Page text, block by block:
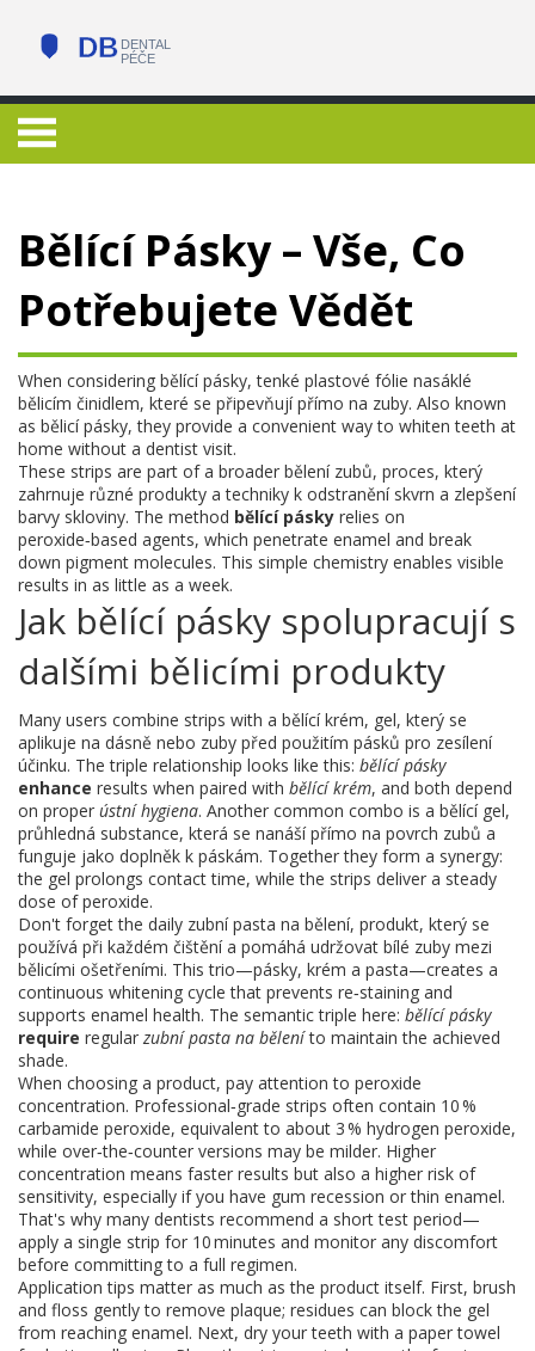
Bělící Pásky – Vše, Co
Potřebujete Vědět
When considering bělící pásky,tenké plastové fólie nasáklé
bělicím činidlem, které se připevňují přímo na zuby. Also known
as bělicí pásky, they provide a convenient way to whiten teeth at
home without a dentist visit.
These strips are part of a broader bělení zubů, proces, který
zahrnuje různé produkty a techniky k odstranění skvrn a zlepšení
barvy skloviny. The method bělící pásky relies on
peroxide‑based agents, which penetrate enamel and break
down pigment molecules. This simple chemistry enables visible
results in as little as a week.
Jak bělící pásky spolupracují s
dalšími bělicími produkty
Many users combine strips with a bělící krém, gel, který se
aplikuje na dásně nebo zuby před použitím pásků pro zesílení
účinku. The triple relationship looks like this: bělící pásky
enhance results when paired with bělící krém, and both depend
on proper ústní hygiena. Another common combo is a bělící gel,
průhledná substance, která se nanáší přímo na povrch zubů a
funguje jako doplněk k páskám. Together they form a synergy:
the gel prolongs contact time, while the strips deliver a steady
dose of peroxide.
Don't forget the daily zubní pasta na bělení, produkt, který se
používá při každém čištění a pomáhá udržovat bílé zuby mezi
bělicími ošetřeními. This trio—pásky, krém a pasta—creates a
continuous whitening cycle that prevents re‑staining and
supports enamel health. The semantic triple here: bělící pásky
require regularzubní pasta na běleníto maintain the achieved
shade.
When choosing a product, pay attention to peroxide
concentration. Professional‑grade strips often contain 10 %
carbamide peroxide, equivalent to about 3 % hydrogen peroxide,
while over‑the‑counter versions may be milder. Higher
concentration means faster results but also a higher risk of
sensitivity, especially if you have gum recession or thin enamel.
That's why many dentists recommend a short test period—
apply a single strip for 10 minutes and monitor any discomfort
before committing to a full regimen.
Application tips matter as much as the product itself. First, brush
and floss gently to remove plaque; residues can block the gel
from reaching enamel. Next, dry your teeth with a paper towel